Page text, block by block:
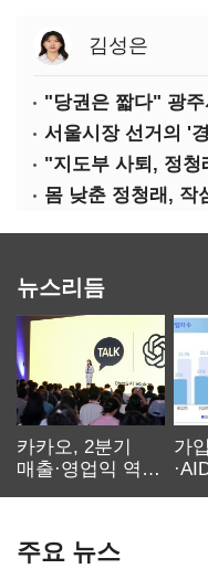
김성은
몸 낮춘 정청래, 작
뉴스리듬
카카오, 2분기
매출·영업익 역대
가
주요 뉴스